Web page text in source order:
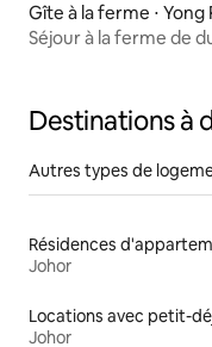
Gîte à la ferme ⋅ Yong
Séjour à la ferme de
Destinations à
Autres types de
Johor
Johor